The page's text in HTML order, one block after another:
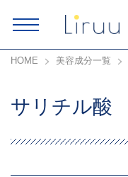
HOME 美容成分一覧
サリチル酸